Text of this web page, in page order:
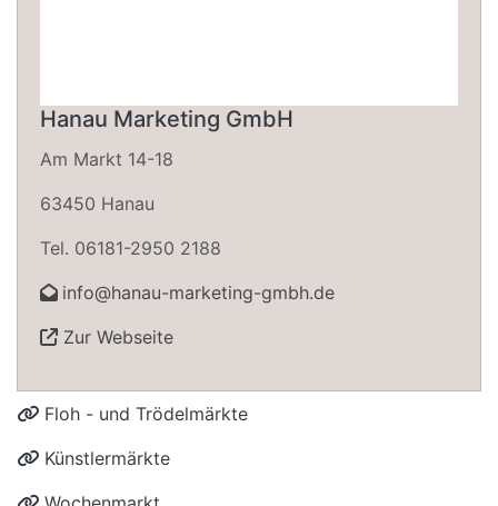
Hanau Marketing GmbH
Am Markt 14-18
63450 Hanau
Tel. 06181-2950 2188
info@hanau-marketing-gmbh.de
Zur Webseite
Floh - und Trödelmärkte
Künstlermärkte